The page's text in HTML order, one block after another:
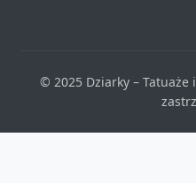
© 2025 Dziarky –